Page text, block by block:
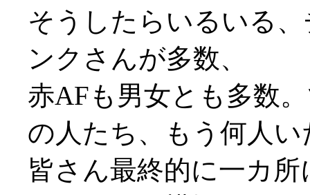
そうしたらいるいる
ンクさんが多数、
赤AFも男女とも多数
の人たち、もう何人
皆さん最終的に一カ